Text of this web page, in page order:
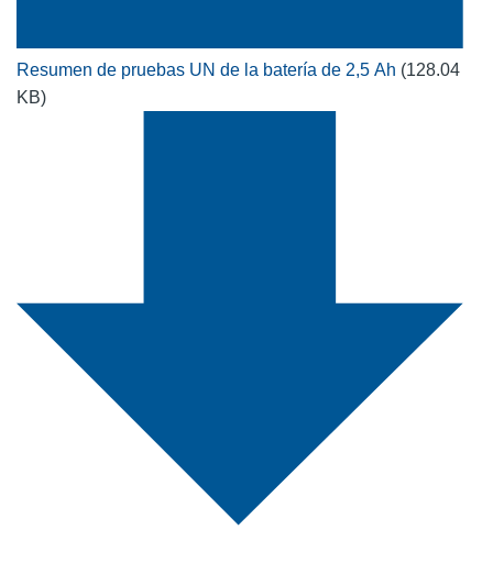
Resumen de pruebas UN de la batería de 2,5 Ah (128.04
KB)